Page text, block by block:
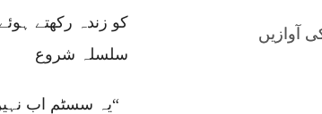
کو زندہ رکھتے
سلسلہ شروع
“یہ سسٹم اب
آوازیں